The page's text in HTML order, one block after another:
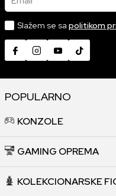
Slažem se sa politikom
POPULARNO
KONZOLE
GAMING OPREMA
KOLEKCIONARSKE